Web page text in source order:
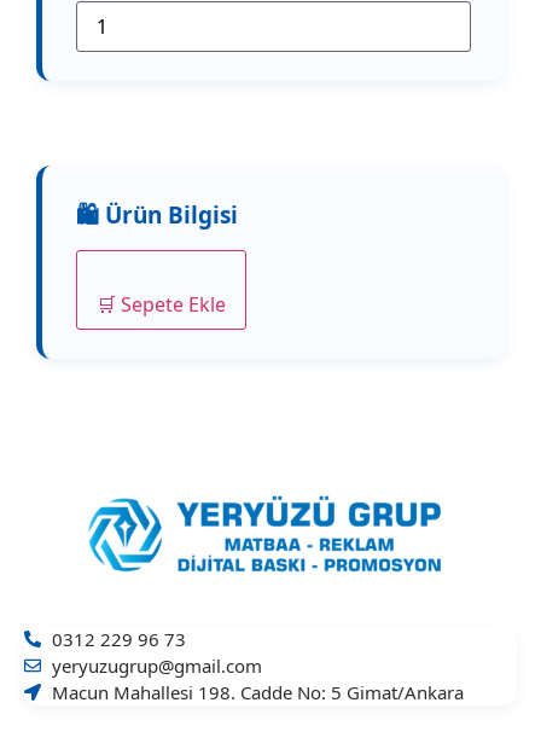
🛒 Sepete Ekle
0312 229 96 73
yeryuzugrup@gmail.com
Macun Mahallesi 198. Cadde No: 5 Gimat/Ankara